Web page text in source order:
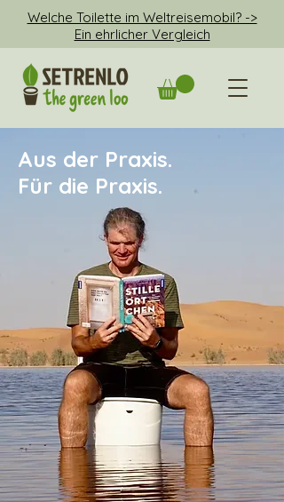
Welche Toilette im Weltreisemobil? ->
Ein ehrlicher Vergleich
Aus der Praxis.
Für die Praxis.